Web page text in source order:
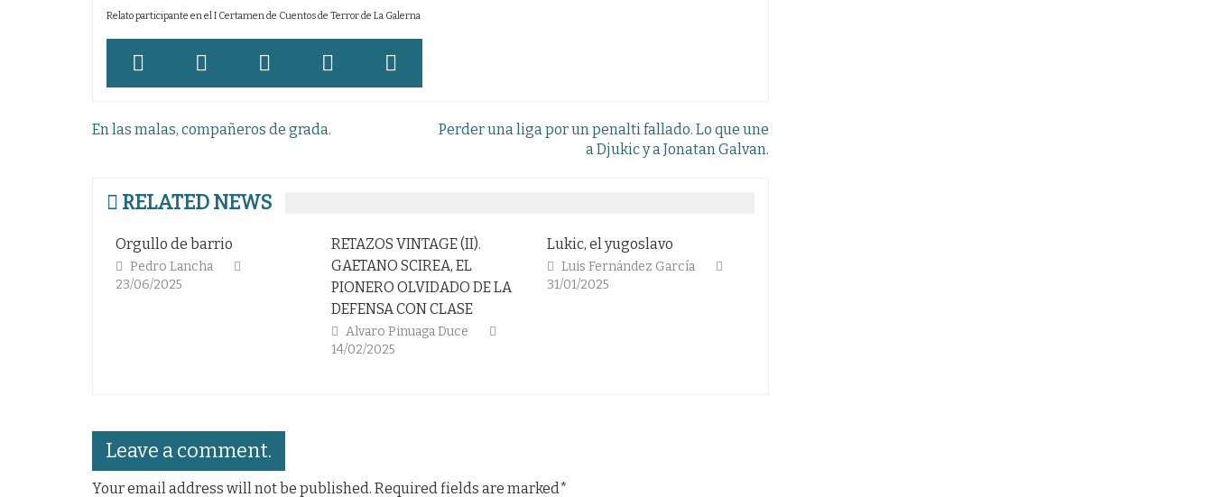
Relato participante en el I Certamen de Cuentos de Terror de La Galerna
Navegación
En las malas, compañeros de grada.
Perder una liga por un penalti fallado. Lo que une
a Djukic y a Jonatan Galvan.
RELATED NEWS
Orgullo de barrio
Pedro Lancha
RETAZOS VINTAGE (II).
GAETANO SCIREA, EL
PIONERO OLVIDADO DE LA
DEFENSA CON CLASE
Alvaro Pinuaga Duce
Lukic, el yugoslavo
Luis Fernández García
31/01/2025
Rompieron
Pedro Lancha
Leave a comment.
Your email address will not be published. Required fields are marked*